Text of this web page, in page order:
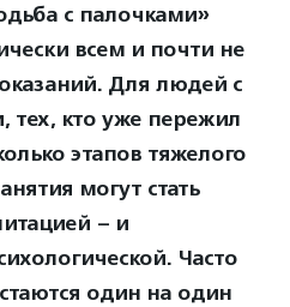
с палочками»
всем и почти не
Для людей с
тех, кто уже пережил
этапов тяжелого
могут стать
– и
Часто
один на один